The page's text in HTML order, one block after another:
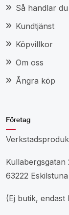
Så handlar du
Kundtjänst
Köpvillkor
Om oss
Ångra köp
Företag
Kullabergsgatan
63222 Eskilstuna
(Ej butik, endast